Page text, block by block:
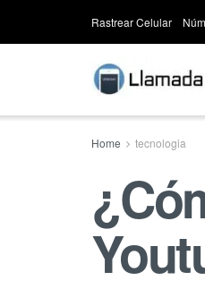
Rastrear Celular
Home tecnologia